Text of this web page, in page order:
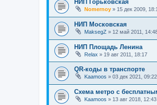
НИП Горьковская
Nomernoy » 15 дек 2009,
НИП Московская
MaksegZ » 12 май 2011,
НИП Площадь Ленина
Relax » 19 авг 2011, 18:17
QR-коды в транспорте
Kaamoos » 03 дек 2021, 09:22
Схема метро с
Kaamoos » 13 авг 2018, 12:43